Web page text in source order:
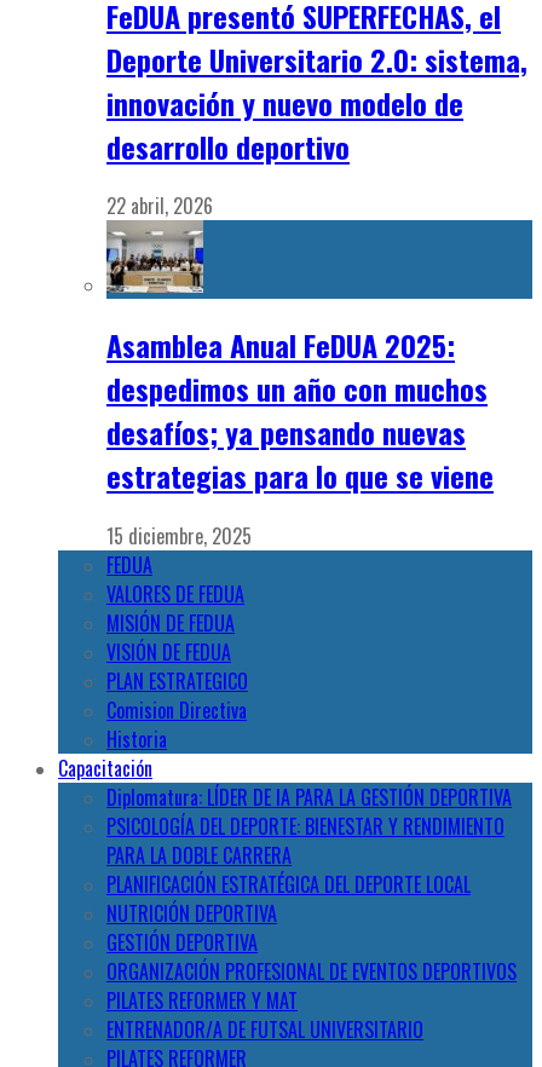
FeDUA presentó SUPERFECHAS, el
Deporte Universitario 2.0: sistema,
innovación y nuevo modelo de
desarrollo deportivo
22 abril, 2026
Asamblea Anual FeDUA 2025:
despedimos un año con muchos
desafíos; ya pensando nuevas
estrategias para lo que se viene
15 diciembre, 2025
FEDUA
VALORES DE FEDUA
MISIÓN DE FEDUA
VISIÓN DE FEDUA
PLAN ESTRATEGICO
Comision Directiva
Historia
Capacitación
Diplomatura: LÍDER DE IA PARA LA GESTIÓN DEPORTIVA
PSICOLOGÍA DEL DEPORTE: BIENESTAR Y RENDIMIENTO
PARA LA DOBLE CARRERA
PLANIFICACIÓN ESTRATÉGICA DEL DEPORTE LOCAL
NUTRICIÓN DEPORTIVA
GESTIÓN DEPORTIVA
ORGANIZACIÓN PROFESIONAL DE EVENTOS DEPORTIVOS
PILATES REFORMER Y MAT
ENTRENADOR/A DE FUTSAL UNIVERSITARIO
PILATES REFORMER